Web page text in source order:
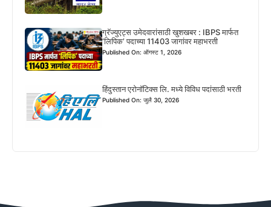
ग्रॅज्युएट्स उमेदवारांसाठी खुशखबर : IBPS मार्फत
‘लिपिक’ पदाच्या 11403 जागांवर महाभरती
Published On: ऑगस्ट 1, 2026
हिंदुस्तान एरोनॉटिक्स लि. मध्ये विविध पदांसाठी भरती
Published On: जुलै 30, 2026